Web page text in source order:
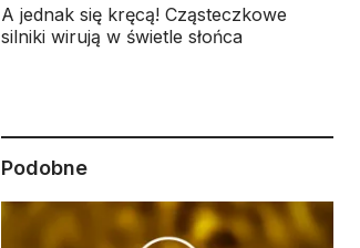
A jednak się kręcą! Cząsteczkowe
silniki wirują w świetle słońca
Podobne